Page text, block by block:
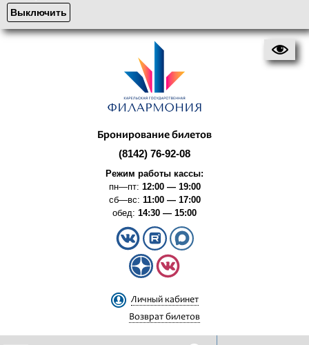
Выключить
Бронирование билетов
(8142) 76-92-08
Режим работы кассы:
пн—пт: 12:00 — 19:00
сб—вс: 11:00 — 17:00
обед: 14:30 — 15:00
Личный кабинет
Возврат билетов